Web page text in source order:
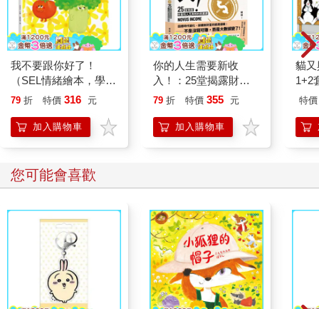
我不要跟你好了！
（SEL情緒繪本，學習
換位思考，表達真實感
79 折 特價 316 元
加入購物車
你的人生需要新收
入！：25堂揭露財富
和人生真相的商業洞察
專心快樂發展自己！
79 折 特價 355 元
加入購物車
貓
1+2
贈
籤)
特價
您可能會喜歡